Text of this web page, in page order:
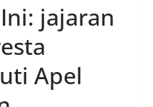
jajaran
Apel